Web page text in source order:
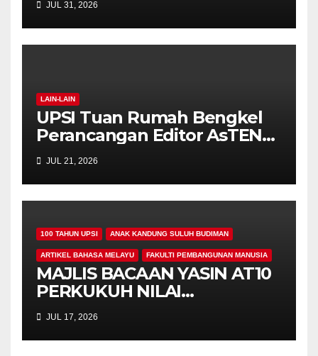
Manusiawi Dalam Era AI
JUL 31, 2026
LAIN-LAIN
UPSI Tuan Rumah Bengkel
Perancangan Editor AsTEN
Journal of Teacher Training
Education
JUL 21, 2026
100 TAHUN UPSI ANAK KANDUNG SULUH BUDIMAN
ARTIKEL BAHASA MELAYU FAKULTI PEMBANGUNAN MANUSIA
MAJLIS BACAAN YASIN AT10
PERKUKUH NILAI
KEROHANIAN,
KEPRIHATINAN DAN
UKHUWAH MAHASISWA
JUL 17, 2026